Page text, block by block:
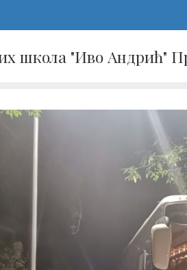
школа "Иво Андрић"